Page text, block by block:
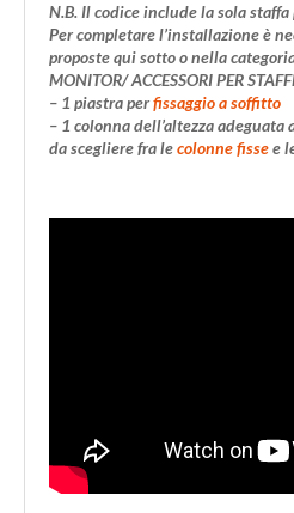
N.B. Il codice include la sola
Per completare l’installazione è
proposte qui sotto o nella categoria
MONITOR/ ACCESSORI PER
– 1 piastra perfissaggio a soffitto
– 1 colonna dell’altezza
da scegliere fra lecolonne fissee